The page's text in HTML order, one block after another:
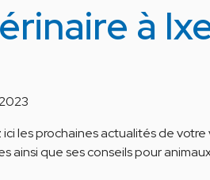
à
les prochaines actualités de
ainsi que ses conseils pour